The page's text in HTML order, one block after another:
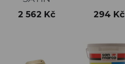
Cena
2 562 Kč Cena
294 Kč